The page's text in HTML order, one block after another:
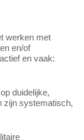
werken met
en/of
en vaak:
duidelijke,
zijn systematisch,